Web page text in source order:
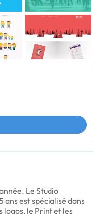
Le Studio
ans est spécialisé dans
logos, le Print et les